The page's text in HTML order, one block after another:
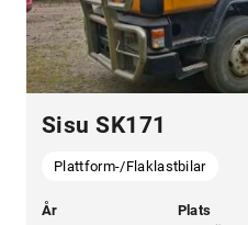
Sisu SK171
Plattform-/Flaklastbilar
År
Plats